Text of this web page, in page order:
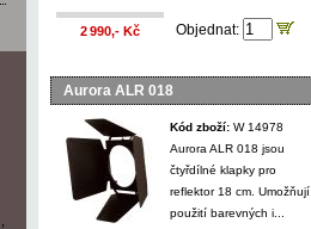
2 990,- Kč Objednat:
Aurora ALR 018
Kód zboží: W 14978
Aurora ALR 018 jsou
čtyřdílné klapky pro
reflektor 18 cm. Umožňují
použití barevných i...